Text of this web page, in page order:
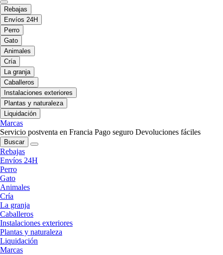
Rebajas
Envíos 24H
Perro
Gato
Animales
Cría
La granja
Caballeros
Instalaciones exteriores
Plantas y naturaleza
Liquidación
Marcas
Servicio postventa en Francia Pago seguro Devoluciones fáciles
Buscar
Rebajas
Envíos 24H
Perro
Gato
Animales
Cría
La granja
Caballeros
Instalaciones exteriores
Plantas y naturaleza
Liquidación
Marcas